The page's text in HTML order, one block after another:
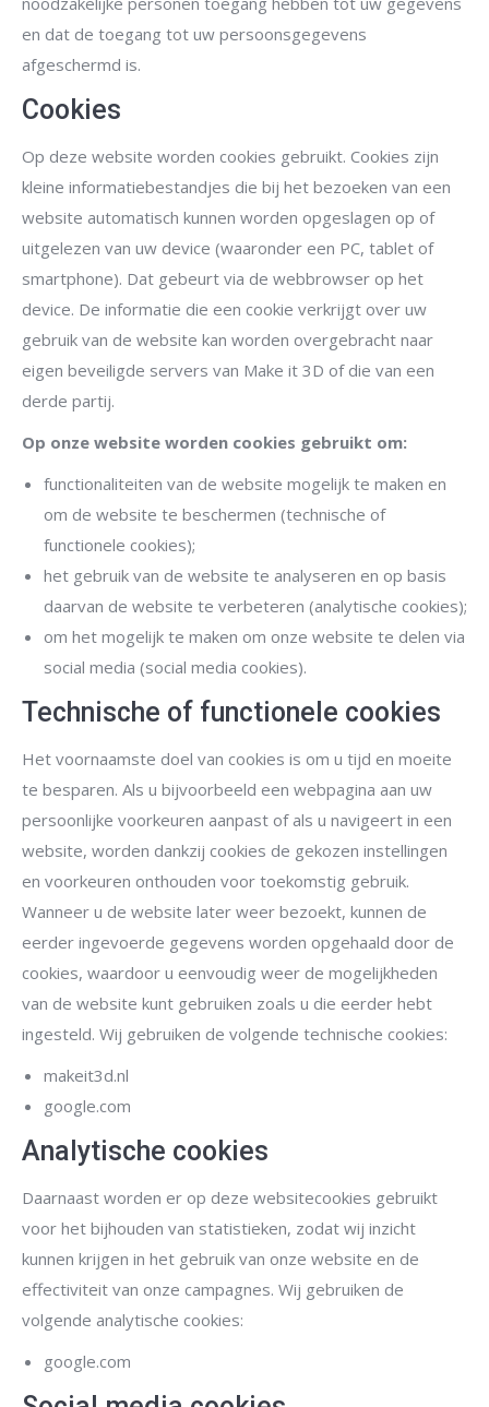
en dat de toegang tot uw persoonsgegevens
afgeschermd is.
Cookies
Op deze website worden cookies gebruikt. Cookies zijn
kleine informatiebestandjes die bij het bezoeken van een
website automatisch kunnen worden opgeslagen op of
uitgelezen van uw device (waaronder een PC, tablet of
smartphone). Dat gebeurt via de webbrowser op het
device. De informatie die een cookie verkrijgt over uw
gebruik van de website kan worden overgebracht naar
eigen beveiligde servers van Make it 3D of die van een
derde partij.
Op onze website worden cookies gebruikt om:
functionaliteiten van de website mogelijk te maken en
om de website te beschermen (technische of
functionele cookies);
het gebruik van de website te analyseren en op basis
daarvan de website te verbeteren (analytische cookies);
om het mogelijk te maken om onze website te delen via
social media (social media cookies).
Technische of functionele cookies
Het voornaamste doel van cookies is om u tijd en moeite
te besparen. Als u bijvoorbeeld een webpagina aan uw
persoonlijke voorkeuren aanpast of als u navigeert in een
website, worden dankzij cookies de gekozen instellingen
en voorkeuren onthouden voor toekomstig gebruik.
Wanneer u de website later weer bezoekt, kunnen de
eerder ingevoerde gegevens worden opgehaald door de
cookies, waardoor u eenvoudig weer de mogelijkheden
van de website kunt gebruiken zoals u die eerder hebt
ingesteld. Wij gebruiken de volgende technische cookies:
makeit3d.nl
google.com
Analytische cookies
Daarnaast worden er op deze websitecookies gebruikt
voor het bijhouden van statistieken, zodat wij inzicht
kunnen krijgen in het gebruik van onze website en de
effectiviteit van onze campagnes. Wij gebruiken de
volgende analytische cookies:
google.com